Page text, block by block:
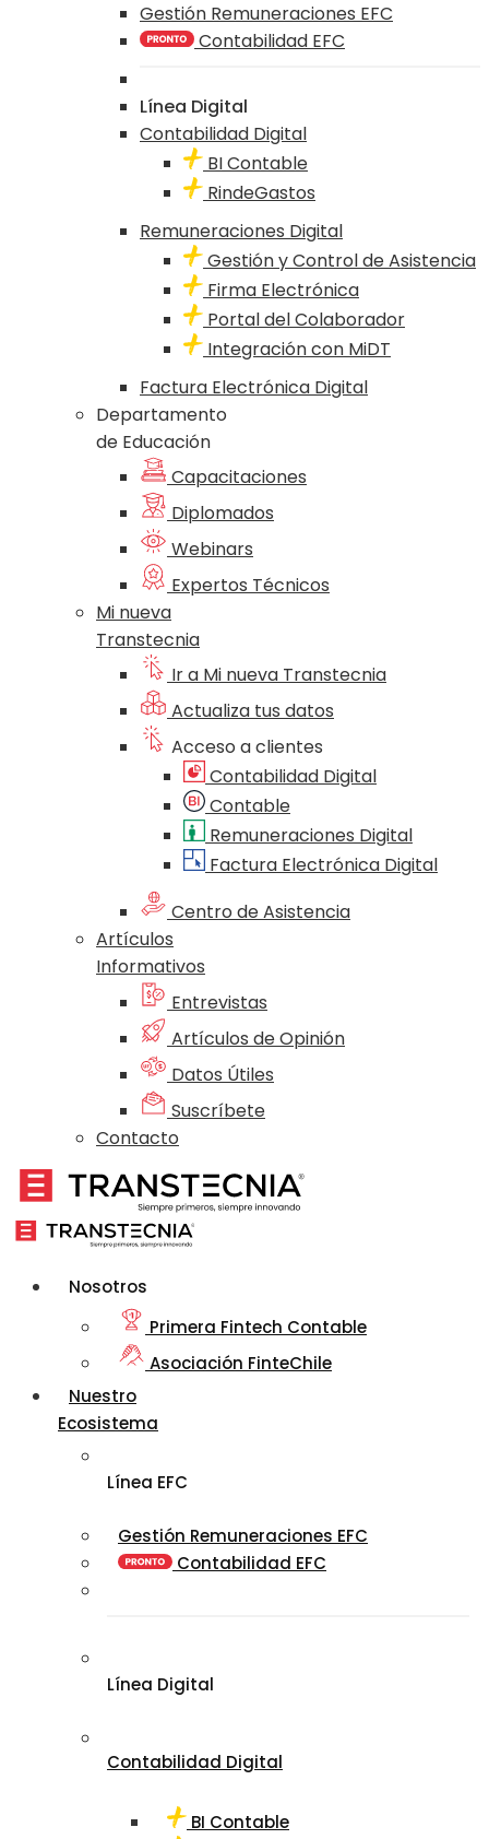
Gestión Remuneraciones EFC
Contabilidad EFC
Línea Digital
Contabilidad Digital
BI Contable
RindeGastos
Remuneraciones Digital
Gestión y Control de Asistencia
Firma Electrónica
Portal del Colaborador
Integración con MiDT
Factura Electrónica Digital
Departamento
de Educación
Capacitaciones
Diplomados
Webinars
Expertos Técnicos
Mi nueva
Transtecnia
Ir a Mi nueva Transtecnia
Actualiza tus datos
Acceso a clientes
Contabilidad Digital
Contable
Remuneraciones Digital
Factura Electrónica Digital
Centro de Asistencia
Artículos
Informativos
Entrevistas
Artículos de Opinión
Datos Útiles
Suscríbete
Contacto
Nosotros
Primera Fintech Contable
Asociación FinteChile
Nuestro
Ecosistema
Línea EFC
Gestión Remuneraciones EFC
Contabilidad EFC
Línea Digital
Contabilidad Digital
BI Contable